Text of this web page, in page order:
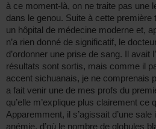
à ce moment-là, on ne traite pas une
dans le genou. Suite à cette première
un hôpital de médecine moderne et,
n’a rien donné de significatif, le
d’ordonner une prise de sang. Il avait
résultats sont sortis, mais comme il
accent sichuanais, je ne comprenais
a fait venir une de mes profs du
qu’elle m’explique plus clairement ce
Apparemment, il s’agissait d’une sale
anémie, d’où le nombre de globules